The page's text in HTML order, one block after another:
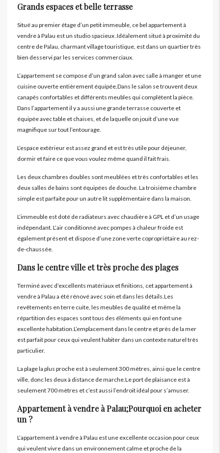
Grands espaces et belle terrasse
Situé au premier étage d’un petit immeuble, ce bel appartement à
vendre à Palau est un studio spacieux .Idéalement situé à proximité du
centre de Palau, charmant village touristique, est dans un quartier très
bien desservi par les services commerciaux.
L’appartement se compose d’un grand salon avec salle à manger et une
cuisine ouverte entièrement équipée,Dans le salon se trouvent deux
canapés confortables et différents meubles qui complètent la pièce.
Dans l’appartement il y a aussi une grande terrasse couverte et
équipée avec table et chaises, et de laquelle on jouit d’une vue
magnifique sur tout l’entourage.
L’espace extérieur est assez grand et est très utile pour déjeuner,
dormir et faire ce que vous voulez même quand il fait frais.
Les deux chambres doubles sont meublées et très confortables et les
deux salles de bains sont équipées de douche. La troisième chambre
simple est parfaite pour un autre lit supplémentaire dans la maison.
L’immeuble est doté de radiateurs avec chaudière à GPL et d’un usage
indépendant. L’air conditionné avec pompes à chaleur froide est
également présent et dispose d’une zone verte copropriétaire au rez-
de-chaussée.
Dans le centre ville et très proche des plages
Terminé avec d’excellents matériaux et finitions, cet appartement à
vendre à Palau a été rénové avec soin et dans les détails.Les
revêtements en terre cuite, les meubles de qualité et même la
répartition des espaces sont tous des éléments qui en font une
excellente habitation.L’emplacement dans le centre et près de la mer
est parfait pour ceux qui veulent habiter dans un contexte naturel très
particulier.
La plage la plus proche est à seulement 300 mètres, ainsi que le centre
ville, donc les deux à distance de marche.Le port de plaisance est à
seulement 700 mètres et c’est aussi l’endroit idéal pour s’amuser.
Appartement à vendre à Palau;Pourquoi en acheter
un ?
L’appartement à vendre à Palau est une excellente occasion pour ceux
qui veulent vivre dans un environnement calme et proche de la